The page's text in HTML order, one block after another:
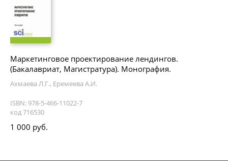
Маркетинговое проектирование лендингов.
(Бакалавриат, Магистратура). Монография.
Ахмаева Л.Г., Еремеева А.И.
ISBN: 978-5-466-11022-7
код 716530
1 000 руб.